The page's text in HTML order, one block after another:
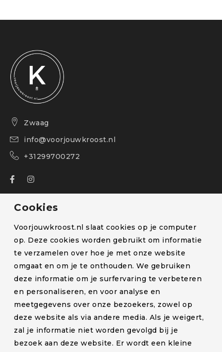
Zwaag
info@voorjouwkroost.nl
+31299700272
Over ons
Bestelling volgen
Blog
Klachten en retourneren
Lactatiekundige
Levertijd en verzendkosten
Partners
Cookies
Voorjouwkroost.nl slaat cookies op je computer
op. Deze cookies worden gebruikt om informatie
te verzamelen over hoe je met onze website
omgaat en om je te onthouden. We gebruiken
deze informatie om je surfervaring te verbeteren
en personaliseren, en voor analyse en
meetgegevens over onze bezoekers, zowel op
deze website als via andere media. Als je weigert,
zal je informatie niet worden gevolgd bij je
bezoek aan deze website. Er wordt een kleine